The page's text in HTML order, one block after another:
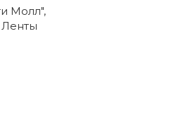
Молл",
Ленты